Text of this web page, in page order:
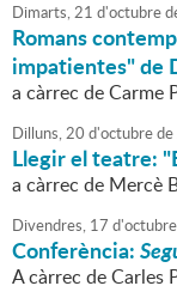
Dimarts,21 d'octubre
Romans
impatientes" de
a càrrec de Carme
Dilluns,20 d'octubrede
Llegir el teatre:
a càrrec de Mercè
Divendres, 17 d'octubre
Conferència:
A càrrec de Carles